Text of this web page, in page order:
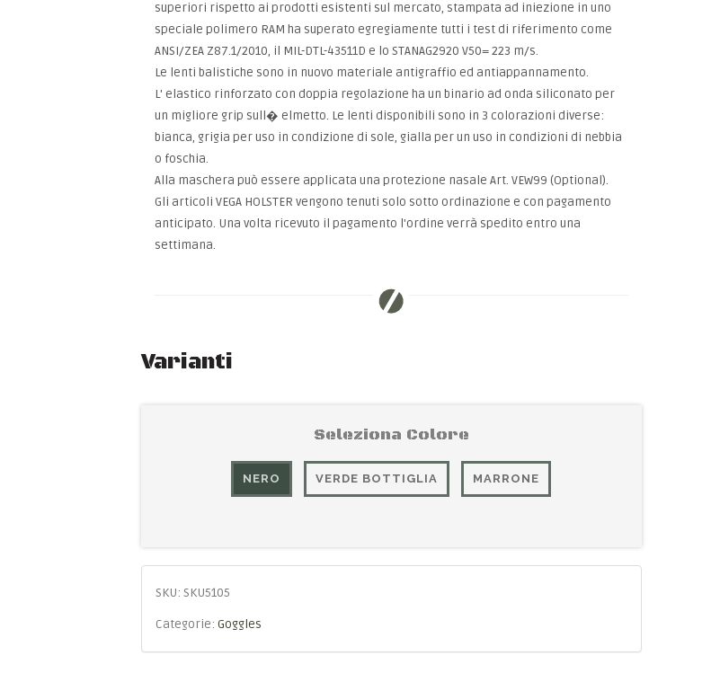
superiori rispetto ai prodotti esistenti sul mercato, stampata ad iniezione in uno
speciale polimero RAM ha superato egregiamente tutti i test di riferimento come
ANSI/ZEA Z87.1/2010, il MIL-DTL-43511D e lo STANAG2920 V50= 223 m/s.
Le lenti balistiche sono in nuovo materiale antigraffio ed antiappannamento.
L' elastico rinforzato con doppia regolazione ha un binario ad onda siliconato per
un migliore grip sull� elmetto. Le lenti disponibili sono in 3 colorazioni diverse:
bianca, grigia per uso in condizione di sole, gialla per un uso in condizioni di nebbia
o foschia.
Alla maschera può essere applicata una protezione nasale Art. VEW99 (Optional).
Gli articoli VEGA HOLSTER vengono tenuti solo sotto ordinazione e con pagamento
anticipato. Una volta ricevuto il pagamento l'ordine verrà spedito entro una
settimana.
Varianti
Seleziona Colore
NERO VERDE BOTTIGLIA MARRONE
SKU: SKU5105
Categorie: Goggles